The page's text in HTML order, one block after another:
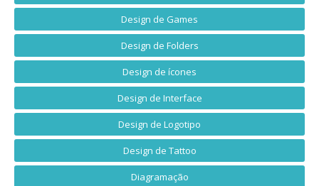
Design de Games
Design de Folders
Design de ícones
Design de Interface
Design de Logotipo
Design de Tattoo
Diagramação